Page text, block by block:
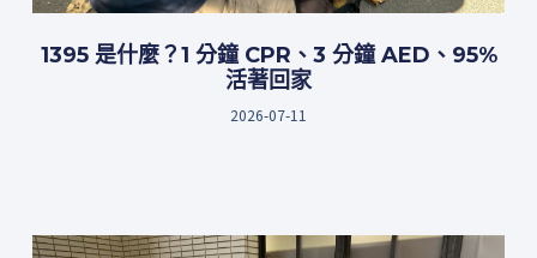
1395 是什麼？1 分鐘 CPR、3 分鐘 AED、95%
活著回家
2026-07-11